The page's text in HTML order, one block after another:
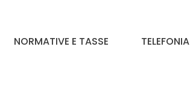
NORMATIVE E TASSE TELEFONIA